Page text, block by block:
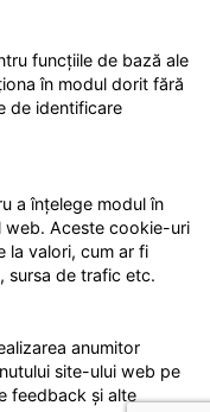
funcțiile de bază ale
în modul dorit fără
de identificare
a înțelege modul în
web. Aceste cookie-uri
la valori, cum ar fi
sursa de trafic etc.
anumitor
site-ului web pe
feedback și alte